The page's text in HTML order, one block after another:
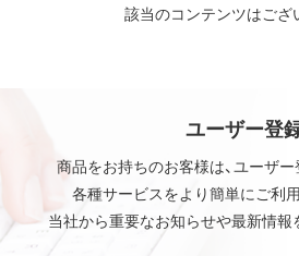
該当のコンテンツはござ
ユーザー登
商品をお持ちのお客様は、ユーザ
各種サービスをより簡単にご利
当社から重要なお知らせや最新情報